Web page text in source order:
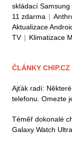
skládací Samsung
11 zdarma |
Aktualizace
TV | Klimatizace
ČLÁNKY CHIP.CZ
Ajťák radí:
telefonu. Omezte
Téměř dokonalé
Galaxy Watch